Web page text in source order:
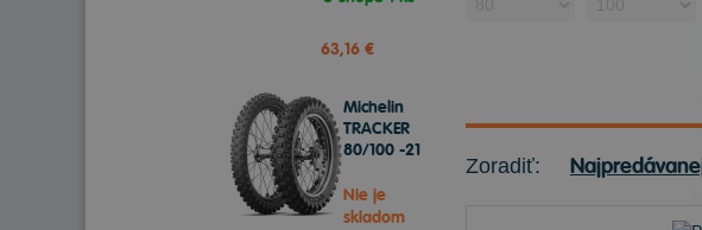
63,16 €
Michelin
TRACKER
80/100 -21
Predné
Nie je
skladom
Zoradiť: